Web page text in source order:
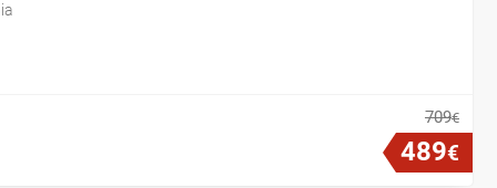
709€
489€